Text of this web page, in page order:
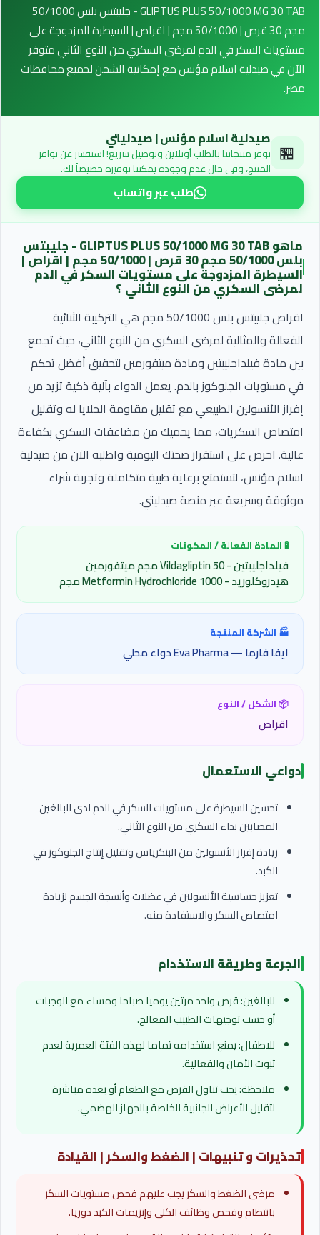
GLIPTUS PLUS 50/1000 MG 30 TAB - جليبتس بلس 50/1000
مجم 30 قرص | 50/1000 مجم | اقراص | السيطرة المزدوجة على
مستويات السكر في الدم لمرضى السكري من النوع الثاني متوفر
الآن في صيدلية اسلام مؤنس مع إمكانية الشحن لجميع محافظات
مصر.
🏪 صيدلية اسلام مؤنس | صيدليتي
نوفر منتجاتنا بالطلب أونلاين وتوصيل سريع! استفسر عن توافر
المنتج، وفي حال عدم وجوده يمكننا توفيره خصيصاً لك.
طلب عبر واتساب
ماهو GLIPTUS PLUS 50/1000 MG 30 TAB - جليبتس
بلس 50/1000 مجم 30 قرص | 50/1000 مجم | اقراص |
السيطرة المزدوجة على مستويات السكر في الدم
لمرضى السكري من النوع الثاني ؟
اقراص جليبتس بلس 50/1000 مجم هي التركيبة الثنائية
الفعالة والمثالية لمرضى السكري من النوع الثاني، حيث تجمع
بين مادة فيلداجليبتين ومادة ميتفورمين لتحقيق أفضل تحكم
في مستويات الجلوكوز بالدم. يعمل الدواء بآلية ذكية تزيد من
إفراز الأنسولين الطبيعي مع تقليل مقاومة الخلايا له وتقليل
امتصاص السكريات، مما يحميك من مضاعفات السكري بكفاءة
عالية. احرص على استقرار صحتك اليومية واطلبه الآن من صيدلية
اسلام مؤنس، لتستمتع برعاية طبية متكاملة وتجربة شراء
موثوقة وسريعة عبر منصة صيدليتي.
🧪 المادة الفعالة / المكونات
فيلداجليبتين - Vildagliptin 50 مجم ميتفورمين
هيدروكلوريد - Metformin Hydrochloride 1000 مجم
🏭 الشركة المنتجة
ايفا فارما — Eva Pharma دواء محلي
📦 الشكل / النوع
اقراص
دواعي الاستعمال
تحسين السيطرة على مستويات السكر في الدم لدى البالغين
المصابين بداء السكري من النوع الثاني.
زيادة إفراز الأنسولين من البنكرياس وتقليل إنتاج الجلوكوز في
الكبد.
تعزيز حساسية الأنسولين في عضلات وأنسجة الجسم لزيادة
امتصاص السكر والاستفادة منه.
الجرعة وطريقة الاستخدام
للبالغين: قرص واحد مرتين يوميا صباحا ومساء مع الوجبات
أو حسب توجيهات الطبيب المعالج.
للاطفال: يمنع استخدامه تماما لهذه الفئة العمرية لعدم
ثبوت الأمان والفعالية.
ملاحظة: يجب تناول القرص مع الطعام أو بعده مباشرة
لتقليل الأعراض الجانبية الخاصة بالجهاز الهضمي.
تحذيرات و تنبيهات | الضغط والسكر | القيادة
مرضى الضغط والسكر يجب عليهم فحص مستويات السكر
بانتظام وفحص وظائف الكلى وإنزيمات الكبد دوريا.